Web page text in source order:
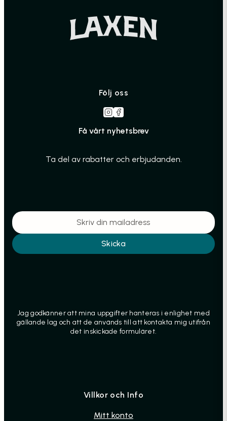
Följ oss
Villkor och Info
Mitt konto
Få vårt nyhetsbrev
Ta del av rabatter och erbjudanden.
Skicka
Jag godkänner att mina uppgifter hanteras i enlighet med
gällande lag och att de används till att kontakta mig utifrån
det inskickade formuläret.